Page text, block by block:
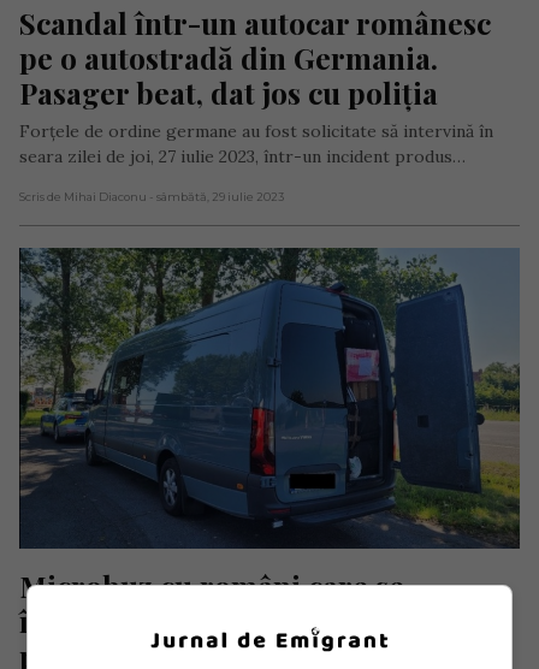
Scandal într-un autocar românesc
pe o autostradă din Germania.
Pasager beat, dat jos cu poliția
Forțele de ordine germane au fost solicitate să intervină în
seara zilei de joi, 27 iulie 2023, într-un incident produs…
Scris de Mihai Diaconu - sâmbătă, 29 iulie 2023
Microbuz cu români care se
întorceau din străinătate, blocat de
polițiști. Aveau prea multe bagaje